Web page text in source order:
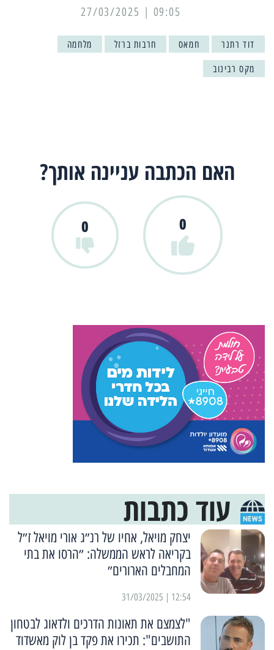
09:05 | 27/03/2025
דוד רתנר חמאס חרבות ברזל מלחמה
מקס רבינוב
האם הכתבה עניינה אותך?
0
0
עוד כתבות
יצחק מויאל, אחיו של רנ״ג אורי מויאל ז״ל
בקריאה לראש הממשלה: ״הרסו את בתי
המחבלים הארורים״
12:54 | 31/03/2025
"לצמצם את תאונות הדרכים ולדאוג לבטחון
התושבים": תכירו את פקד בן לוק מאשדוד